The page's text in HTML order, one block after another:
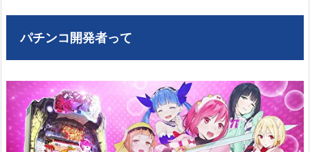
パチンコ開発者って